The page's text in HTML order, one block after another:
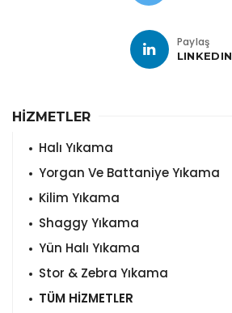
Paylaş
LINKEDIN
HİZMETLER
Halı Yıkama
Yorgan Ve Battaniye Yıkama
Kilim Yıkama
Shaggy Yıkama
Yün Halı Yıkama
Stor & Zebra Yıkama
TÜM HİZMETLER